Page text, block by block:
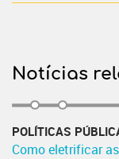
Notícias
POLÍTICAS
Como eletrificar